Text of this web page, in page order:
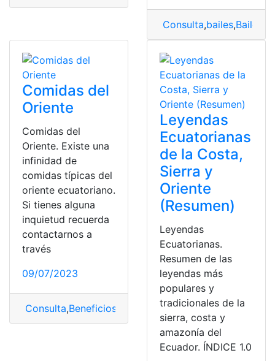
Consulta,bailes,Bailes
Comidas del
Oriente
Comidas del
Oriente. Existe una
infinidad de
comidas típicas del
oriente ecuatoriano.
Si tienes alguna
inquietud recuerda
contactarnos a
través
09/07/2023
Consulta,Beneficios ,Oriente,Oriente
Leyendas
Ecuatorianas
de la Costa,
Sierra y
Oriente
(Resumen)
Leyendas
Ecuatorianas.
Resumen de las
leyendas más
populares y
tradicionales de la
sierra, costa y
amazonía del
Ecuador. ÍNDICE 1.0